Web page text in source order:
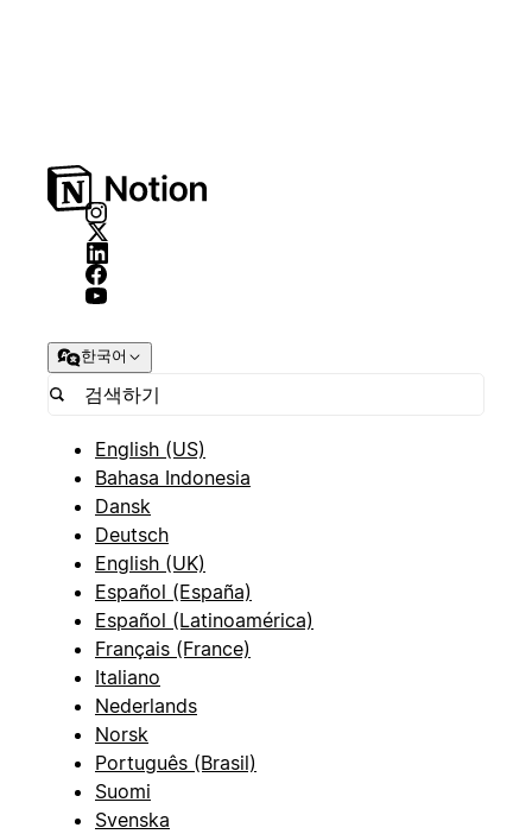
한국어
English (US)
Bahasa Indonesia
Dansk
Deutsch
English (UK)
Español (España)
Español (Latinoamérica)
Français (France)
Italiano
Nederlands
Norsk
Português (Brasil)
Suomi
Svenska